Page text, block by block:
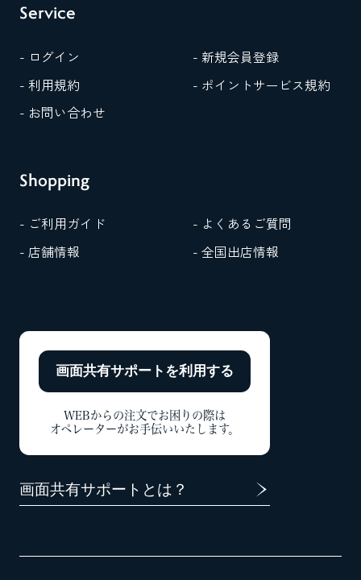
Service
- ログイン
- 新規会員登録
- 利用規約
- ポイントサービス規約
- お問い合わせ
Shopping
- ご利用ガイド
- よくあるご質問
- 店舗情報
- 全国出店情報
画面共有サポートを利用する
WEBからの注文でお困りの際は
オペレーターがお手伝いいたします。
画面共有サポートとは？